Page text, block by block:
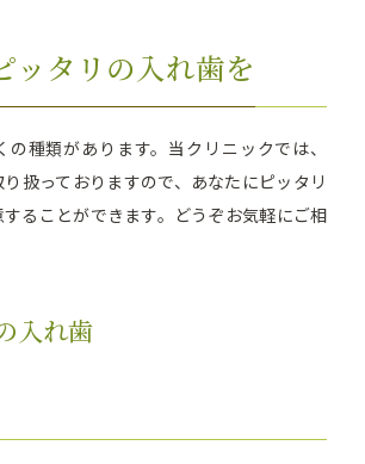
ッタリの入れ歯を
種類があります。当クリニックでは、
扱っておりますので、あなたにピッタリ
ることができます。どうぞお気軽にご相
入れ歯